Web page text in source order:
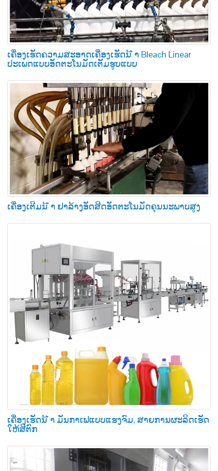
ເຄື່ອງເຮັດຄວາມສະອາດເຄື່ອງເຮັດນ້ ຳ Bleach Linear
ປະເພດແບບອັດຕະໂນມັດເຕັມຮູບແບບ
ເຄື່ອງເຕີມນ້ ຳ ຢາລ້າງອັດສີດອັດຕະໂນມັດຄຸນນະພາບສູງ
ເຄື່ອງເຮັດນ້ ຳ ມັນກາເຟແບບແຮງຈົມ, ສາຍການຜະລິດເຮັດ
ໃຫ້ສີຕົກ